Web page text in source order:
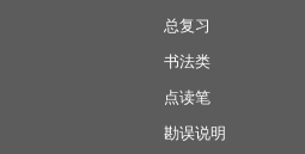
总复习
书法类
点读笔
勘误说明